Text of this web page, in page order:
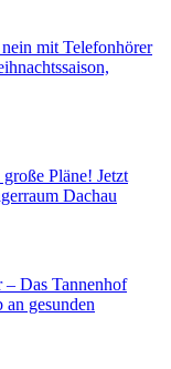
mit Telefonhörer
Pläne! Jetzt
Dachau
Das Tannenhof
gesunden